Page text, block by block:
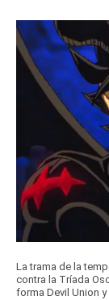
La trama de la
contra la Tríada
forma Devil Union